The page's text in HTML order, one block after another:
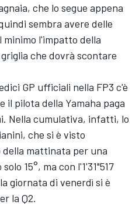
che lo segue appena
sembra avere delle
l'impatto della
che dovrà scontare
GP ufficiali nella FP3 c'è
il pilota della Yamaha paga
Nella cumulativa, infatti, lo
, che si è visto
mattinata per una
15°, ma con l'1'31"517
giornata di venerdì si è
la Q2.